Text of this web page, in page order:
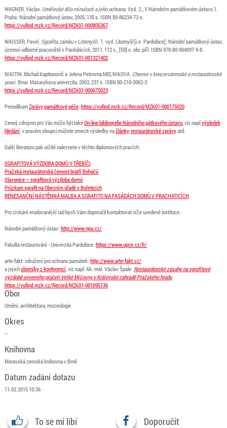
WAGNER, Václav. Umělecké dílo minulostiajeho ochrana. Vyd. 2., V Národním památkovém ústavu 1.
Praha: Národní památkový ústav, 2005, 135 s. ISBN 80-86234-72-x.
https://vufind.mzk.cz/Record/MZK01-000805367
WAISSER, Pavel. Sgrafita zámku v Litomyšli. 1. vyd. Litomyšl [i.e. Pardubice]: Národní památkový ústav,
územní odborné pracoviště v Pardubicích, 2011, 112 s., [50] s. obr. příl. ISBN 978-80-904097-9-8.
https://vufind.mzk.cz/Record/MZK01-001321402
NIKITIN, Michail KapitonovičaJelena Petrovna MEL'NIKOVA. Chemie v konzervárenskéarestaurátorské
praxi. Brno: Masarykova univerzita, 2003, 231 s. ISBN 80-210-3062-3.
https://vufind.mzk.cz/Record/MZK01-000675023
PeriodikumZprávy památkové péče: https://vufind.mzk.cz/Record/MZK01-000175020
Cenný zdrojem pro Vás může být takéOn-line bibliografie Národního pátkového ústavu, viz např.výsledek
hledání, v pravém sloupci můžete omezit výsledky načlánky,restaurátorské zprávyatd.
Další literaturu pak určitě naleznete v těchto diplomových pracích:
SGRAFITOVÁ VÝZDOBA DOMŮ V TŘEBÍČI
Pražská restaurátorská činnost bratří Boháčů
Slavonice – sgrafitová výzdoba domů
Průzkum sgrafit na Obecním úřadě v Bořeticích
RENESANČNÍ NÁSTĚNNÁ MALBAASGRAFITO NA FASÁDÁCH DOMŮ V PRACHATICÍCH
Pro získání erudovanější rad bych Vám doporučil kontaktovat níže uvedené instituce:
Národní památkový ústav: http://www.npu.cz/
Fakulta restaurování - Univerzita Pardubice: https://www.upce.cz/fr/
arte-fakt: sdružení pro ochranu památek: http://www.arte-fakt.cz/
ajejichsborníky z konferencí, viz např. Ak. mal. Václav Špale: Restaurátorské zásahy na sgrafitové
výzdobě severního průčelí Velké Míčovny v Královské zahradě Pražského hradu.
https://vufind.mzk.cz/Record/MZK01-001095136
Obor
Umění, architektura, muzeologie
Okres
--
Knihovna
Moravská zemská knihovna v Brně
Datum zadání dotazu
11.02.2015 10:36
To se mi líbí Doporučit